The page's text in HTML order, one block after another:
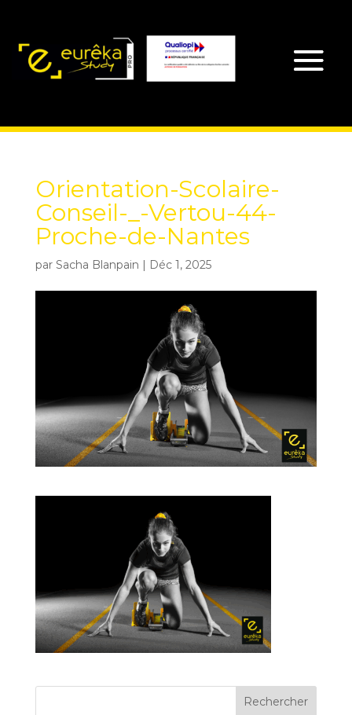
Orientation-Scolaire-
Conseil-_-Vertou-44-
Proche-de-Nantes
par Sacha Blanpain | Déc 1, 2025